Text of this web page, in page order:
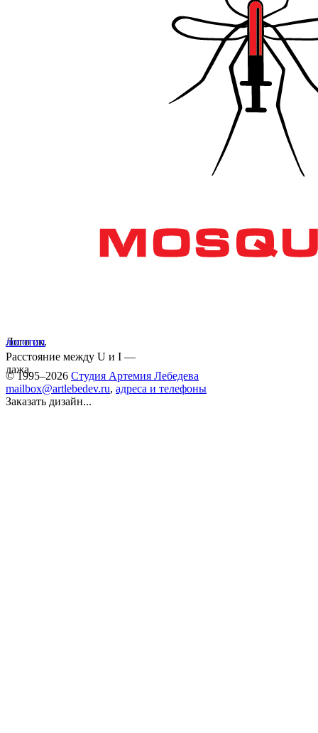
Лого ок.
Расстояние между U и I —
лажа.
логотип
© 1995–2026 Студия Артемия Лебедева
mailbox@artlebedev.ru, адреса и телефоны
Заказать дизайн...